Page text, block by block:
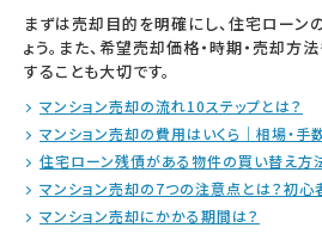
まずは売却目的を明確にし、住宅ローン
ょう。また、希望売却価格・時期・売却
することも大切です。
マンション売却の流れ10ステップとは？
マンション売却の費用はいくら｜相場・手
住宅ローン残債がある物件の買い替え方
マンション売却の7つの注意点とは？初心
マンション売却にかかる期間は？